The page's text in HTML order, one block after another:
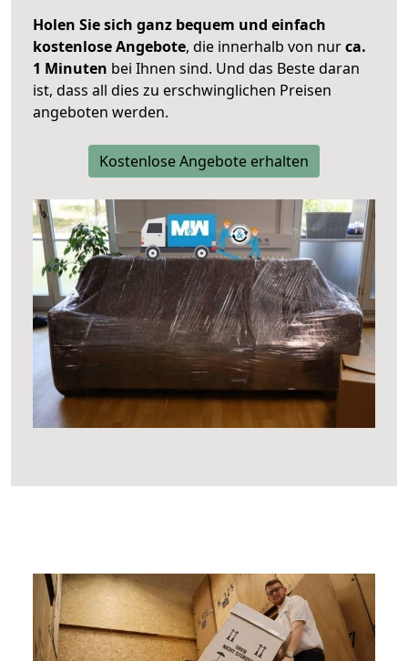
Holen Sie sich ganz bequem und einfach
kostenlose Angebote, die innerhalb von nurca.
1 Minuten bei Ihnen sind. Und das Beste daran
ist, dass all dies zu erschwinglichen Preisen
angeboten werden.
Kostenlose Angebote erhalten